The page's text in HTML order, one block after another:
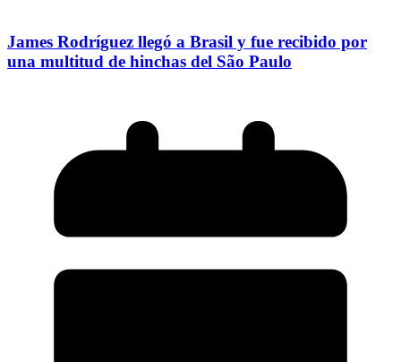
James Rodríguez llegó a Brasil y fue recibido por
una multitud de hinchas del São Paulo